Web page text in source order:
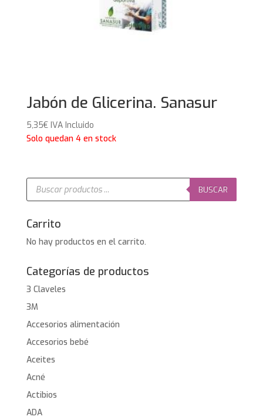
Jabón de Glicerina. Sanasur
5,35€ IVA Incluido
Solo quedan 4 en stock
Búsqueda
productos
BUSCAR
Carrito
No hay productos en el carrito.
Categorías de productos
3 Claveles
3M
Accesorios alimentación
Accesorios bebé
Aceites
Acné
Actibios
ADA